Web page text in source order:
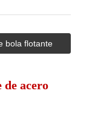
bola flotante
acero